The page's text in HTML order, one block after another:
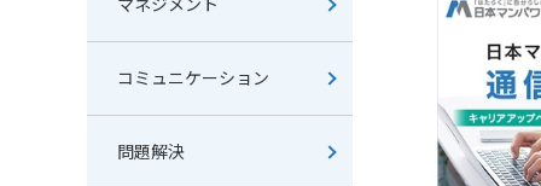
マネジメント
コミュニケーション
問題解決